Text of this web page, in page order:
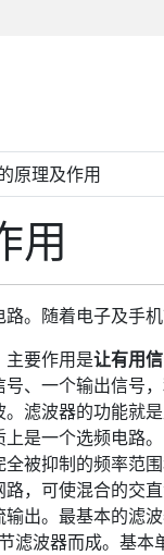
原理及作用
用
。随着电子及手
主要作用是让有用
、一个输出信号
滤波器的功能就
是一个选频电路
被抑制的频率范
，可使混合的交
出。最基本的滤
滤波器而成。基本